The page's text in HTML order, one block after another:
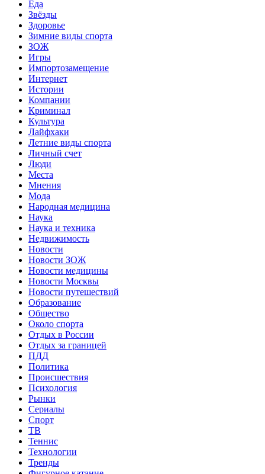
Еда
Звёзды
Здоровье
Зимние виды спорта
ЗОЖ
Игры
Импортозамещение
Интернет
Истории
Компании
Криминал
Культура
Лайфхаки
Летние виды спорта
Личный счет
Люди
Места
Мнения
Мода
Народная медицина
Наука
Наука и техника
Недвижимость
Новости
Новости ЗОЖ
Новости медицины
Новости Москвы
Новости путешествий
Образование
Общество
Около спорта
Отдых в России
Отдых за границей
ПДД
Политика
Происшествия
Психология
Рынки
Сериалы
Спорт
ТВ
Теннис
Технологии
Тренды